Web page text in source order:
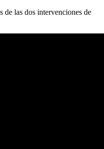
de las dos intervenciones de